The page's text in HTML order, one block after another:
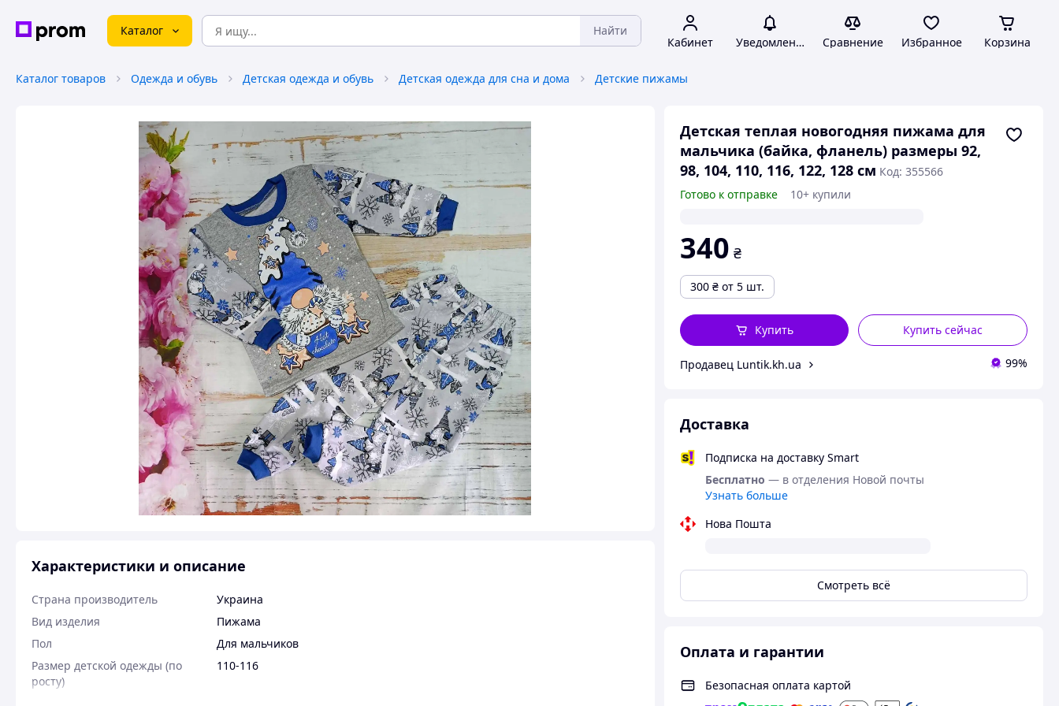
Каталог Найти
Кабинет Уведомления Сравнение Избранное Корзина
Каталог товаров Одежда и обувь Детская одежда и обувь Детская одежда для сна и дома Детские пижамы
Детская теплая новогодняя пижама для
мальчика (байка, фланель) размеры 92,
98, 104, 110, 116, 122, 128 см Код: 355566
Готово к отправке
10+ купили
340 ₴
300 ₴ от 5 шт.
Купить сейчас
Купить
Продавец Luntik.kh.ua 99%
Доставка
Подписка на доставку Smart
Бесплатно — в отделения Новой почты
Узнать больше
Нова Пошта
Смотреть всё
Оплата и гарантии
Безопасная оплата картой
Характеристики и описание
Страна производитель
Украина
Вид изделия
Пижама
Пол
Для мальчиков
Размер детской одежды (по
росту)
110-116